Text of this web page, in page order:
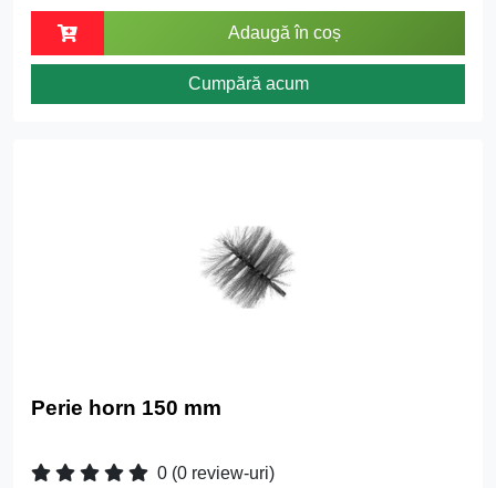
Adaugă în coș
Cumpără acum
Perie horn 150 mm
0 (0 review-uri)